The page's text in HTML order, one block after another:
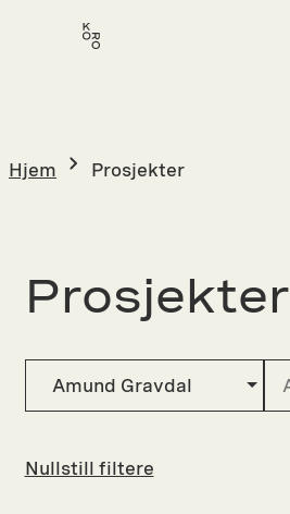
Hjem Prosjekter
Prosjekter
Amund Gravdal
Nullstill filtere